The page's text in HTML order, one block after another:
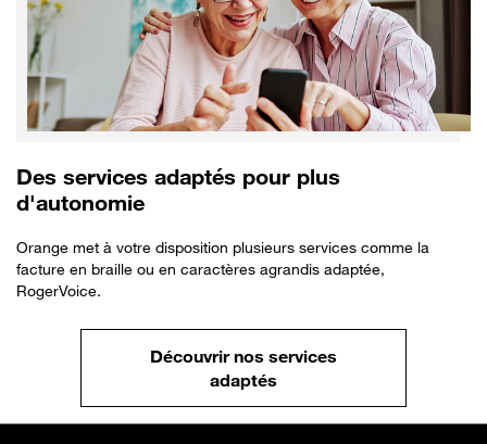
Des services adaptés pour plus
d'autonomie
Orange met à votre disposition plusieurs services comme la
facture en braille ou en caractères agrandis adaptée,
RogerVoice.
Découvrir nos services
adaptés